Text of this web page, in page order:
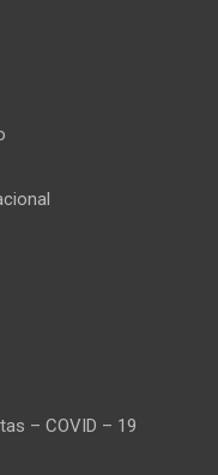
– COVID – 19